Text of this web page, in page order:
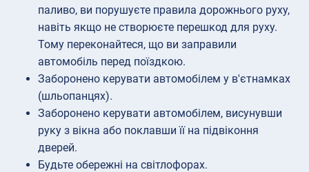
паливо, ви порушуєте правила дорожнього руху,
навіть якщо не створюєте перешкод для руху.
Тому переконайтеся, що ви заправили
автомобіль перед поїздкою.
Заборонено керувати автомобілем у в'єтнамках
(шльопанцях).
Заборонено керувати автомобілем, висунувши
руку з вікна або поклавши її на підвіконня
дверей.
Будьте обережні на світлофорах.